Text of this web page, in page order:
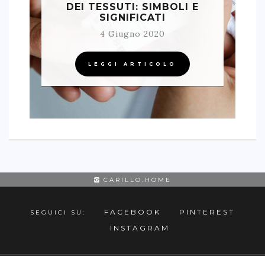
DEI TESSUTI: SIMBOLI E
SIGNIFICATI
4 Giugno 2020
LEGGI ARTICOLO
CARILLO.HOME
SEGUICI SU: FACEBOOK
PINTEREST
INSTAGRAM